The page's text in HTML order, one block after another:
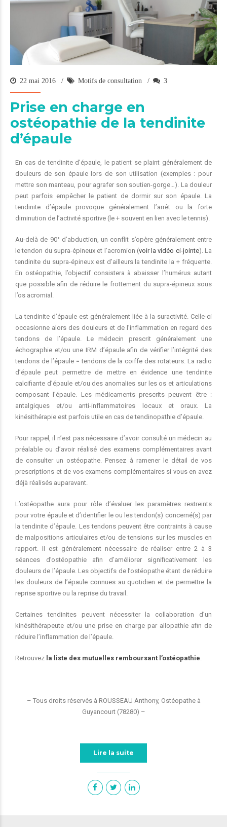
22 mai 2016 Motifs de consultation 3
Prise en charge en
ostéopathie de la tendinite
d’épaule
En cas de tendinite d’épaule, le patient se plaint généralement de
douleurs de son épaule lors de son utilisation (exemples : pour
mettre son manteau, pour agrafer son soutien-gorge…). La douleur
peut parfois empêcher le patient de dormir sur son épaule. La
tendinite d’épaule provoque généralement l’arrêt ou la forte
diminution de l’activité sportive (le + souvent en lien avec le tennis).
Au-delà de 90° d’abduction, un conflit s’opère généralement entre
le tendon du supra-épineux et l’acromion (voir la vidéo ci-jointe). La
tendinite du supra-épineux est d’ailleurs la tendinite la + fréquente.
En ostéopathie, l’objectif consistera à abaisser l’humérus autant
que possible afin de réduire le frottement du supra-épineux sous
l’os acromial.
La tendinite d’épaule est généralement liée à la suractivité. Celle-ci
occasionne alors des douleurs et de l’inflammation en regard des
tendons de l’épaule. Le médecin prescrit généralement une
échographie et/ou une IRM d’épaule afin de vérifier l’intégrité des
tendons de l’épaule = tendons de la coiffe des rotateurs. La radio
d’épaule peut permettre de mettre en évidence une tendinite
calcifiante d’épaule et/ou des anomalies sur les os et articulations
composant l’épaule. Les médicaments prescrits peuvent être :
antalgiques et/ou anti-inflammatoires locaux et oraux. La
kinésithérapie est parfois utile en cas de tendinopathie d’épaule.
Pour rappel, il n’est pas nécessaire d’avoir consulté un médecin au
préalable ou d’avoir réalisé des examens complémentaires avant
de consulter un ostéopathe. Pensez à ramener le détail de vos
prescriptions et de vos examens complémentaires si vous en avez
déjà réalisés auparavant.
L’ostéopathe aura pour rôle d’évaluer les paramètres restreints
pour votre épaule et d’identifier le ou les tendon(s) concerné(s) par
la tendinite d’épaule. Les tendons peuvent être contraints à cause
de malpositions articulaires et/ou de tensions sur les muscles en
rapport. Il est généralement nécessaire de réaliser entre 2 à 3
séances d’ostéopathie afin d’améliorer significativement les
douleurs de l’épaule. Les objectifs de l’ostéopathe étant de réduire
les douleurs de l’épaule connues au quotidien et de permettre la
reprise sportive ou la reprise du travail.
Certaines tendinites peuvent nécessiter la collaboration d’un
kinésithérapeute et/ou une prise en charge par allopathie afin de
réduire l’inflammation de l’épaule.
Retrouvez la liste des mutuelles remboursant l’ostéopathie.
– Tous droits réservés à ROUSSEAU Anthony, Ostéopathe à
Guyancourt (78280) –
Lire la suite